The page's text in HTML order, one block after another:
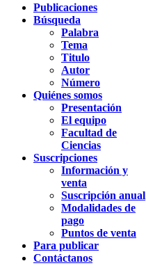
Publicaciones
Búsqueda
Palabra
Tema
Titulo
Autor
Número
Quiénes somos
Presentación
El equipo
Facultad de
Ciencias
Suscripciones
Información y
venta
Suscripción anual
Modalidades de
pago
Puntos de venta
Para publicar
Contáctanos